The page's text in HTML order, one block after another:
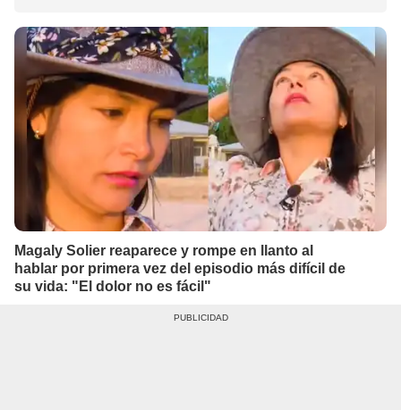
Magaly Solier reaparece y rompe en llanto al
hablar por primera vez del episodio más difícil de
su vida: "El dolor no es fácil"